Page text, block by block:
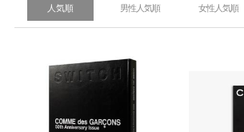
人気順 男性人気順 女性人気順